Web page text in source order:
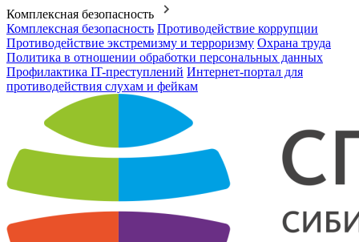
Комплексная безопасность
Комплексная безопасность Противодействие коррупции
Противодействие экстремизму и терроризму Охрана труда
Политика в отношении обработки персональных данных
Профилактика IT-преступлений Интернет-портал для
противодействия слухам и фейкам